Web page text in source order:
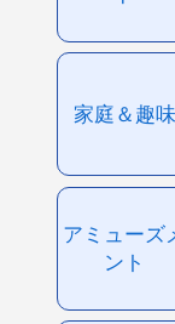
家庭＆趣味
アミューズ
ント